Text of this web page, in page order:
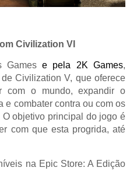
Civilization VI
Gamese pela 2K Games,
Civilization V, que oferece
com o mundo, expandir o
e combater contra ou com os
objetivo principal do jogo é
com que esta progrida, até
na Epic Store: A Edição